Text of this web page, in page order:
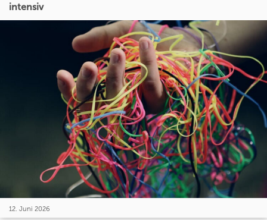
intensiv
12. Juni 2026